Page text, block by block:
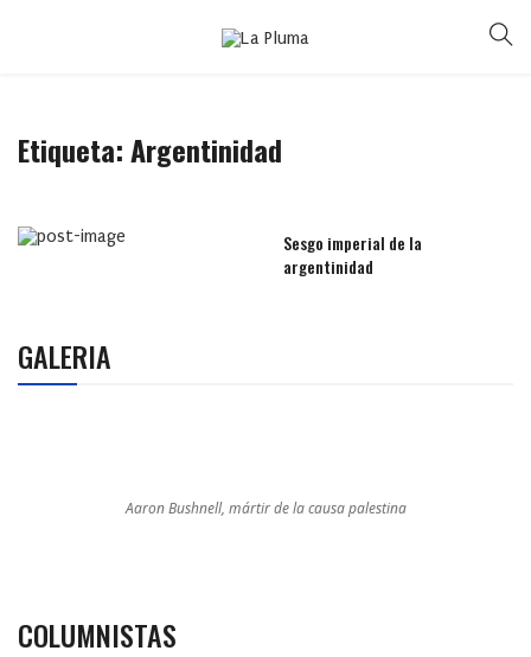
Etiqueta:Argentinidad
Sesgo imperial de la
argentinidad
GALERIA
Aaron Bushnell, mártir de la causa palestina
COLUMNISTAS